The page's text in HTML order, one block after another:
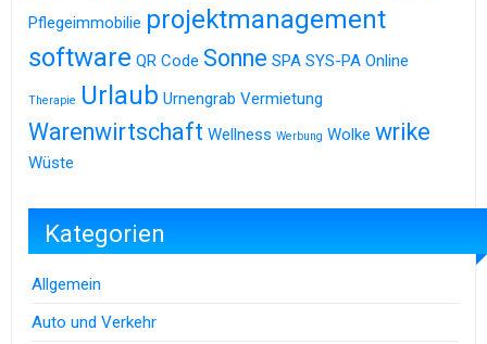
Pflegeimmobilie projektmanagement
software QR Code Sonne SPA SYS-PA Online
Therapie Urlaub Urnengrab Vermietung
Warenwirtschaft Wellness Werbung Wolke wrike
Wüste
Kategorien
Allgemein
Auto und Verkehr